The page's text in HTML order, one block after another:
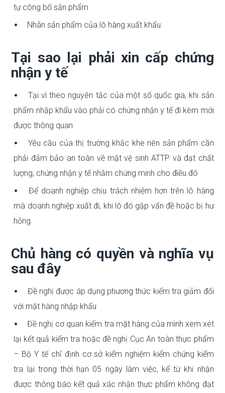
tự công bố sản phẩm
Nhãn sản phẩm của lô hàng xuất khẩu.
Tại sao lại phải xin cấp chứng
nhận y tế
Tại vì theo nguyên tắc của một số quốc gia, khi sản
phẩm nhập khẩu vào phải có chứng nhận y tế đi kèm mới
được thông quan
Yêu cầu của thị trường khắc khe nên sản phẩm cần
phải đảm bảo an toàn về mặt vệ sinh ATTP và đạt chất
lượng, chứng nhận y tế nhằm chứng minh cho điều đó
Để doanh nghiệp chịu trách nhiệm hơn trên lô hàng
mà doanh nghiệp xuất đi, khi lô đó gặp vấn đề hoặc bị hư
hỏng.
Chủ hàng có quyền và nghĩa vụ
sau đây
Đề nghị được áp dụng phương thức kiểm tra giảm đối
với mặt hàng nhập khẩu
Đề nghị cơ quan kiểm tra mặt hàng của mình xem xét
lại kết quả kiểm tra hoặc đề nghị Cục An toàn thực phẩm
– Bộ Y tế chỉ định cơ sở kiểm nghiệm kiểm chứng kiểm
tra lại trong thời hạn 05 ngày làm việc, kể từ khi nhận
được thông báo kết quả xác nhận thực phẩm không đạt